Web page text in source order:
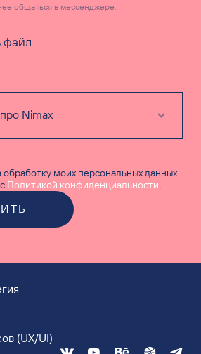
файл
общаться в мессенджере.
обработку моих персональных данных
Политикой конфиденциальности.
(UX/UI)